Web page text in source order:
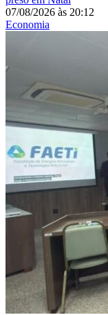
07/08/2026 às 20:12
Economia